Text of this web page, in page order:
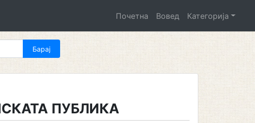
Почетна Вовед Категорија
ПУБЛИКА